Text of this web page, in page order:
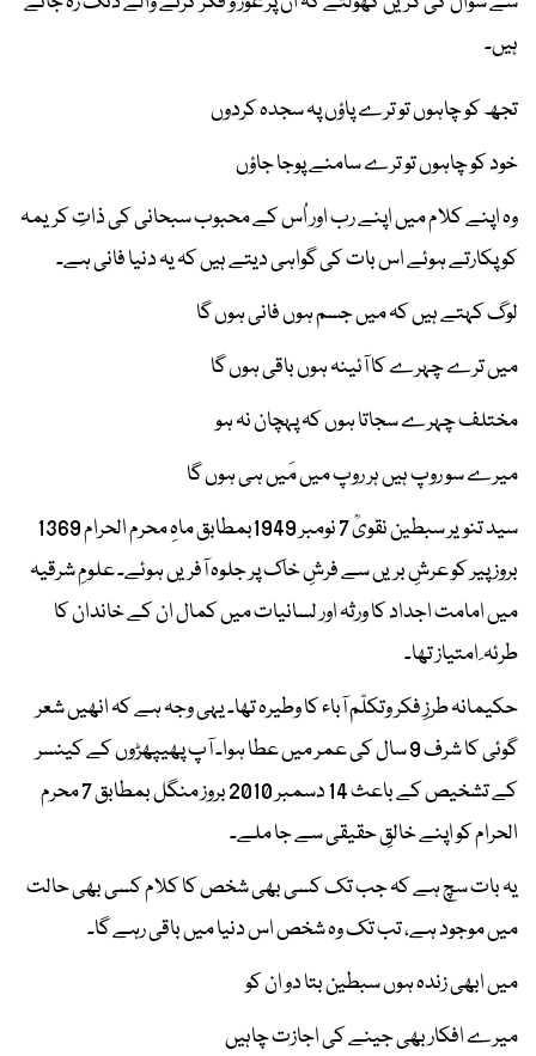
ہیں۔
تجھ کو چاہوں تو ترے پاؤں پہ سجدہ کردوں
خود کو چاہوں تو ترے سامنے پوجا جاؤں
وہ اپنے کلام میں اپنے رب اور اُس کے محبوب سبحانی کی ذاتِ کریمہ
کو پکارتے ہوئے اس بات کی گواہی دیتے ہیں کہ یہ دنیا فانی ہے۔
لوگ کہتے ہیں کہ میں جسم ہوں فانی ہوں گا
میں ترے چہرے کا آئینہ ہوں باقی ہوں گا
مختلف چہرے سجاتا ہوں کہ پہچان نہ ہو
میرے سو روپ ہیں ہر روپ میں مَیں ہی ہوں گا
سید تنویر سبطین نقویؒ 7 نومبر 1949بمطابق ماہِ محرم الحرام 1369
بروز پیر کو عرشِ بریں سے فرشِ خاک پر جلوہ آفریں ہوئے۔ علومِ شرقیہ
میں امامت اجداد کا ورثہ اور لسانیات میں کمال ان کے خاندان کا
طرئہ ِ امتیاز تھا۔
حکیمانہ طرزِ فکر وتکلّم آباء کا وطیرہ تھا۔ یہی وجہ ہے کہ انھیں شعر
گوئی کا شرف 9 سال کی عمر میں عطا ہوا۔ آپ پھیپھڑوں کے کینسر
کے تشخیص کے باعث 14 دسمبر 2010 بروز منگل بمطابق 7 محرم
الحرام کو اپنے خالقِ حقیقی سے جا ملے۔
یہ بات سچ ہے کہ جب تک کسی بھی شخص کا کلام کسی بھی حالت
میں موجود ہے، تب تک وہ شخص اس دنیا میں باقی رہے گا۔
میں ابھی زندہ ہوں سبطین بتا دو ان کو
میرے افکار بھی جینے کی اجازت چاہیں